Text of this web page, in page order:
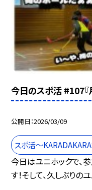
今日のスポ活 #107『
公開日 2026/03/09
スポ活～
今日はユニホックで、
す！そして、久しぶりの